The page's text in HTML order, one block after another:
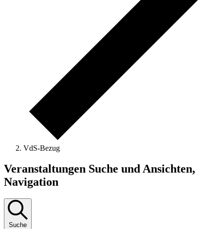
VdS-Bezug
Veranstaltungen
Veranstaltungen Suche und Ansichten,
Navigation
Suche